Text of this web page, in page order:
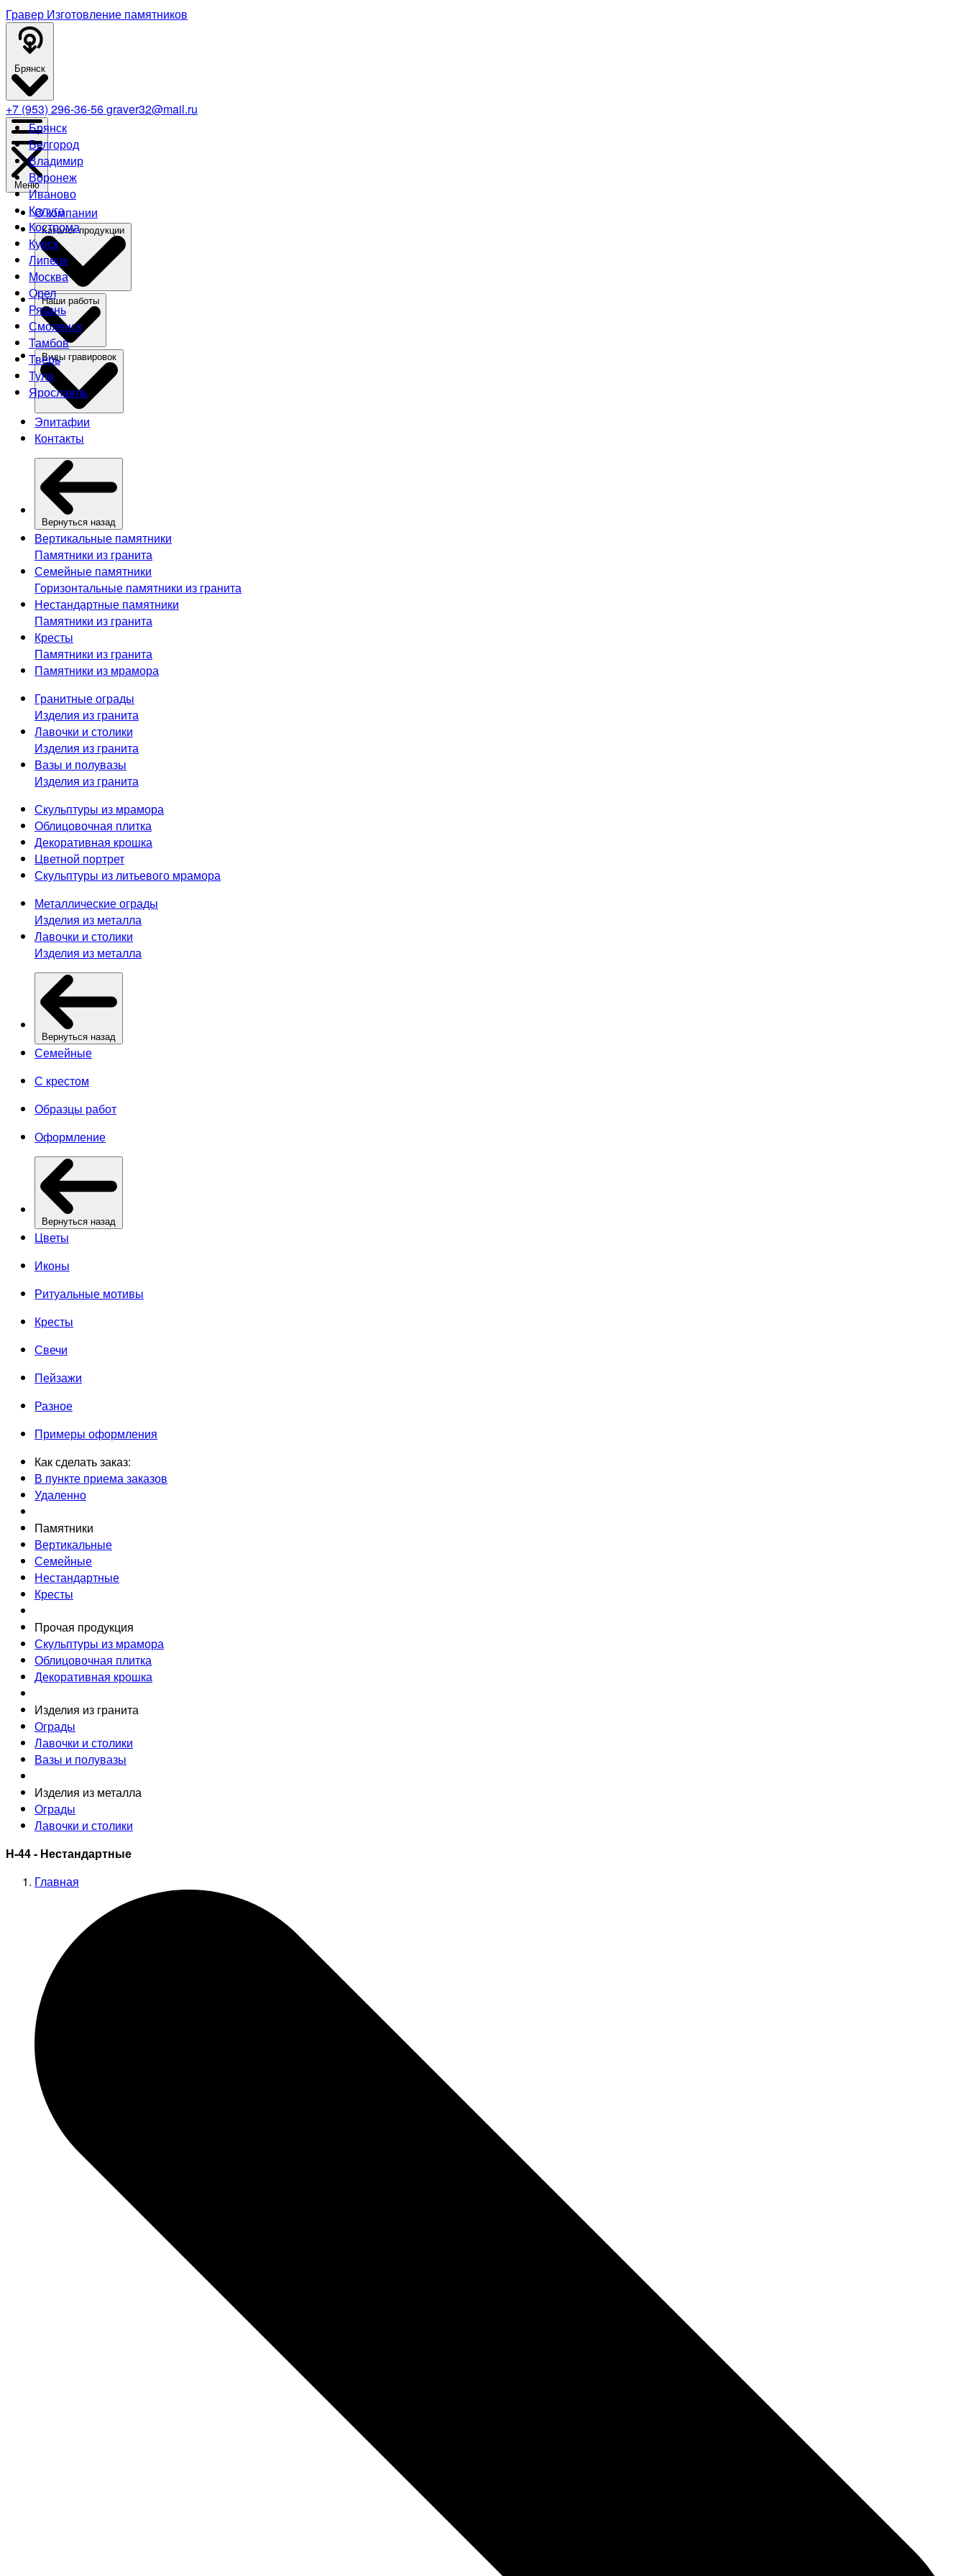
Гравер Изготовление памятников
Брянск
Брянск
Белгород
Владимир
Воронеж
Иваново
Калуга
Кострома
Курск
Липецк
Москва
Орел
Рязань
Смоленск
Тамбов
Тверь
Тула
Ярославль
+7 (953) 296-36-56graver32@mail.ru
Меню
О компании
Эпитафии
Контакты
Вернуться назад
Вертикальные памятники
Памятники из гранита
Семейные памятники
Горизонтальные памятники из гранита
Нестандартные памятники
Памятники из гранита
Кресты
Памятники из гранита
Памятники из мрамора
Гранитные ограды
Изделия из гранита
Лавочки и столики
Изделия из гранита
Вазы и полувазы
Изделия из гранита
Скульптуры из мрамора
Облицовочная плитка
Декоративная крошка
Цветной портрет
Скульптуры из литьевого мрамора
Металлические ограды
Изделия из металла
Лавочки и столики
Изделия из металла
Вернуться назад
Семейные
С крестом
Образцы работ
Оформление
Вернуться назад
Цветы
Иконы
Ритуальные мотивы
Кресты
Свечи
Пейзажи
Разное
Примеры оформления
Как сделать заказ:
В пункте приема заказов
Удаленно
Памятники
Вертикальные
Семейные
Нестандартные
Кресты
Прочая продукция
Скульптуры из мрамора
Облицовочная плитка
Декоративная крошка
Изделия из гранита
Ограды
Лавочки и столики
Вазы и полувазы
Изделия из металла
Ограды
Лавочки и столики
Н-44 - Нестандартные
Главная